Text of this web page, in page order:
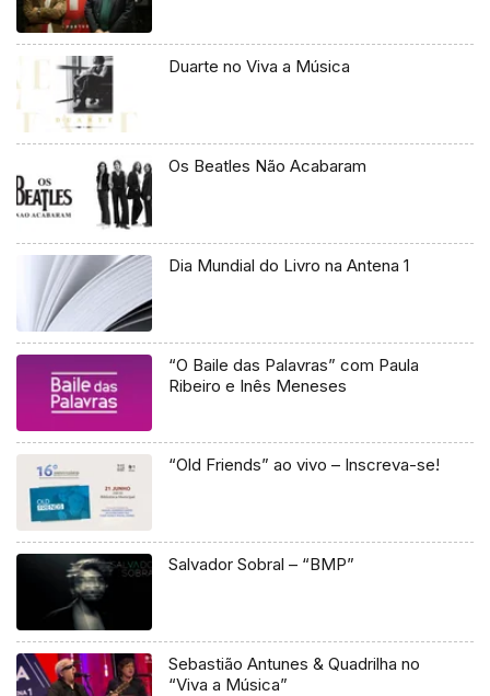
Duarte no Viva a Música
Os Beatles Não Acabaram
Dia Mundial do Livro na Antena 1
“O Baile das Palavras” com Paula
Ribeiro e Inês Meneses
“Old Friends” ao vivo – Inscreva-se!
Salvador Sobral – “BMP”
Sebastião Antunes & Quadrilha no
“Viva a Música”